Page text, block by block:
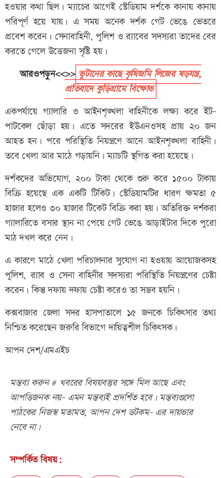
হওয়ার কথা ছিল। ম্যাচের আগেই স্টেডিয়াম দর্শকে কানায় কানায়
পরিপূর্ণ হয়ে যায়। এ সময় অনেক দর্শক গেট ভেঙে ভেতরে
প্রবেশ করেন। সেনাবাহিনী, পুলিশ ও র‍্যাবের সদস্যরা তাদের বের
করতে গেলে উত্তেজনা সৃষ্টি হয়।
আরওপড়ুন<<>> ভুটানের কাছে কৃষিজমি লিজের ষড়যন্ত্র,
প্রতিবাদে কুড়িগ্রামে বিক্ষোভ
একপর্যায়ে গ্যালারি ও আইনশৃঙ্খলা বাহিনীকে লক্ষ্য করে ইট-
পাটকেল ছোঁড়া হয়। এতে সদরের ইউএনওসহ প্রায় ২০ জন
আহত হন। পরে পরিস্থিতি নিয়ন্ত্রণে আনে আইনশৃঙ্খলা বাহিনী।
তবে খেলা আর মাঠে গড়ায়নি। ম্যাচটি স্থগিত করা হয়েছে।
দর্শকদের অভিযোগ, ২০০ টাকা থেকে শুরু করে ১৫০০ টাকায়
বিক্রি হয়েছে এক একটি টিকিট। স্টেডিয়ামটির ধারণ ক্ষমতা ৫
হাজার হলেও ৩০ হাজার টিকেট বিক্রি করা হয়। অতিরিক্ত দর্শকরা
গ্যালারিতে বসার স্থান না পেয়ে গেট ভেঙে আড়াইটার দিকে পুরো
মাঠ দখল করে নেন।
এ কারণে মাঠে খেলা পরিচালনার সুযোগ না হওয়ায় আয়োজকসহ
পুলিশ, র‌্যাব ও সেনা বাহিনীর সদস্যরা পরিস্থিতি নিয়ন্ত্রণের চেষ্টা
করেন। কিন্তু দফায় দফায় চেষ্টা করেও তা সম্ভব হয়নি।
কক্সবাজার জেলা সদর হাসপাতালে ১৫ জনকে চিকিৎসার তথ্য
নিশ্চিত করেছেন জরুরি বিভাগে দায়িত্বশীল চিকিৎসক।
আপন দেশ/এমএইচ
মন্তব্য করুন # খবরের বিষয়বস্তুর সঙ্গে মিল আছে এবং
আপত্তিজনক নয়- এমন মন্তব্যই প্রদর্শিত হবে। মন্তব্যগুলো
পাঠকের নিজস্ব মতামত, আপন দেশ ডটকম- এর দায়ভার
নেবে না।
সম্পর্কিত বিষয়: